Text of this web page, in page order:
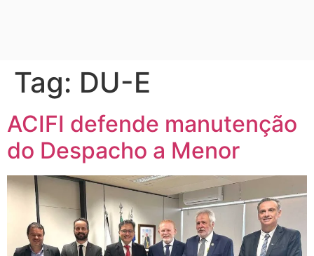
Tag: DU-E
ACIFI defende manutenção
do Despacho a Menor